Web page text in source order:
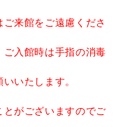
来館をご遠慮くださ
ご入館時は手指の消毒
いたします。
とがございますのでご